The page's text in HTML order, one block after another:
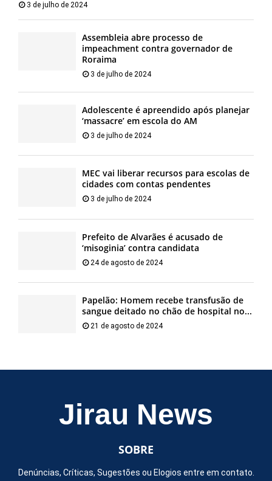
3 de julho de 2024
Assembleia abre processo de
impeachment contra governador de
Roraima
3 de julho de 2024
Adolescente é apreendido após planejar
‘massacre’ em escola do AM
3 de julho de 2024
MEC vai liberar recursos para escolas de
cidades com contas pendentes
3 de julho de 2024
Prefeito de Alvarães é acusado de
‘misoginia’ contra candidata
24 de agosto de 2024
Papelão: Homem recebe transfusão de
sangue deitado no chão de hospital no...
21 de agosto de 2024
Jirau News
SOBRE
Denúncias, Críticas, Sugestões ou Elogios entre em contato.